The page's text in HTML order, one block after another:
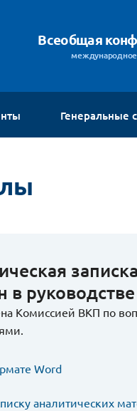
Всеобщая
Генеральные
Комиссией ВКП по
Word
аналитических